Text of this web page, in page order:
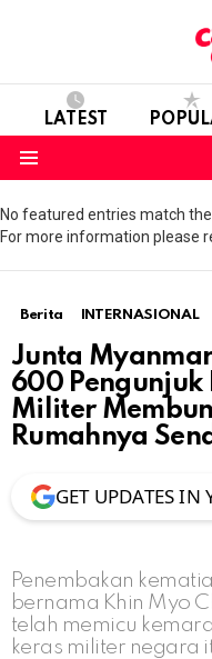
LATEST
No featured entries match the
For more information please
Berita INTERNASIONAL
Junta
600 Pengunjuk
Militer
Rumahnya
GET UPDATES IN
Penembakan
bernama Khin Myo
telah memicu
keras militer negara